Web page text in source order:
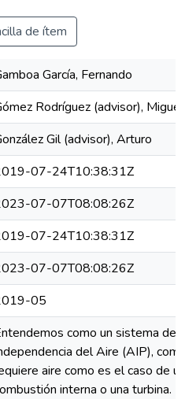
de ítem
García, Fernando
Rodríguez (advisor),
Gil (advisor), Arturo
07-24T10:38:31Z
07-07T08:08:26Z
07-24T10:38:31Z
07-07T08:08:26Z
05
como un sistema de
del Aire (AIP),
aire como es el caso de
interna o una turbina.